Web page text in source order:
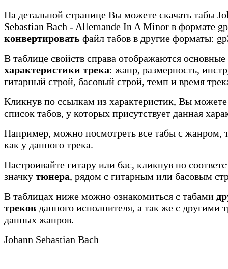
На детальной странице Вы можете скачать табы
Sebastian Bach - Allemande In A Minor в формате
конвертировать файл табов в другие форматы:
В таблице свойств справа отображаются основные
характеристики трека: жанр, размерность,
гитарный строй, басовый строй, темп и время
Кликнув по ссылкам из характеристик, Вы
список табов, у которых присутствует данная
Например, можно посмотреть все табы с жанром,
как у данного трека.
Настроивайте гитару или бас, кликнув по
значку тюнера, рядом с гитарным или басовым
В таблицах ниже можно ознакомиться с табами
треков данного исполнителя, а так же с другими
данных жанров.
Johann Sebastian Bach